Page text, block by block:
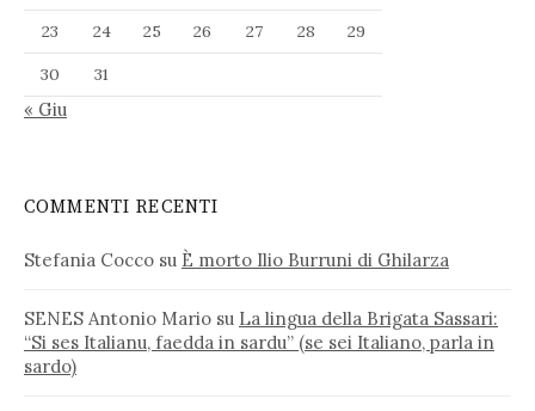
23
24 25 26 27 28
29
30
31
« Giu
COMMENTI RECENTI
Stefania Cocco su È morto Ilio Burruni di Ghilarza
SENES Antonio Mario su La lingua della Brigata Sassari:
“Si ses Italianu, faedda in sardu” (se sei Italiano, parla in
sardo)